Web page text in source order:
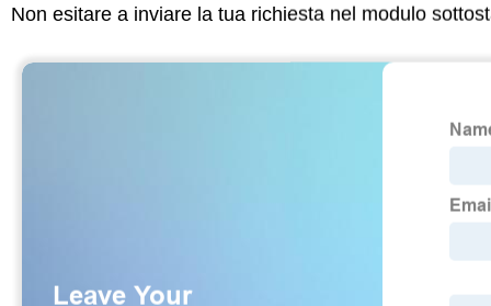
Non esitare a inviare la tua richiesta nel modulo